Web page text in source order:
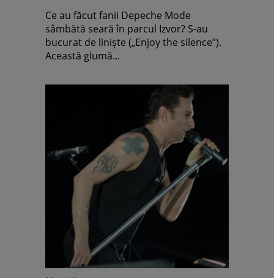
Ce au făcut fanii Depeche Mode
sâmbătă seară în parcul Izvor? S-au
bucurat de linişte („Enjoy the silence”).
Această glumă...